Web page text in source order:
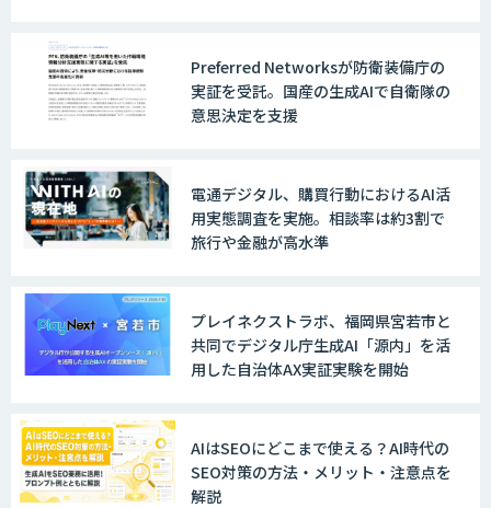
Preferred Networksが防衛装備庁の
実証を受託。国産の生成AIで自衛隊の
意思決定を支援
電通デジタル、購買行動におけるAI活
用実態調査を実施。相談率は約3割で
旅行や金融が高水準
プレイネクストラボ、福岡県宮若市と
共同でデジタル庁生成AI「源内」を活
用した自治体AX実証実験を開始
AIはSEOにどこまで使える？AI時代の
SEO対策の方法・メリット・注意点を
解説